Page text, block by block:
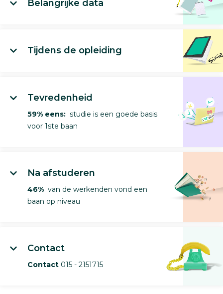
Belangrijke data
Tijdens de opleiding
Tevredenheid
59% eens: studie is een goede basis
voor 1ste baan
Na afstuderen
46% van de werkenden vond een
baan op niveau
Contact
Contact 015 - 2151715